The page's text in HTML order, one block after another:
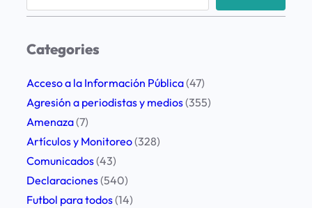
r
h
Categories
Acceso a la Información Pública(47)
Agresión a periodistas y medios(355)
Amenaza(7)
Artículos y Monitoreo(328)
Comunicados(43)
Declaraciones(540)
Futbol para todos(14)